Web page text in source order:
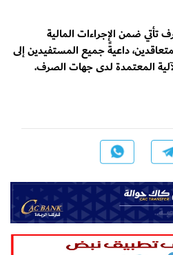
ضمن الإجراءات المالية
داعيةً جميع المستفيدين إلى
المعتمدة لدى جهات الصرف.